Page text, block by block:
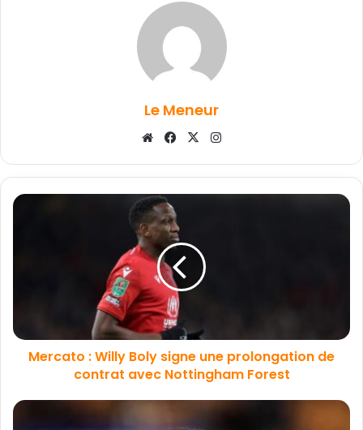
Le Meneur
WebsiteFacebook
X
Mercato : Willy Boly signe une prolongation de
contrat avec Nottingham Forest